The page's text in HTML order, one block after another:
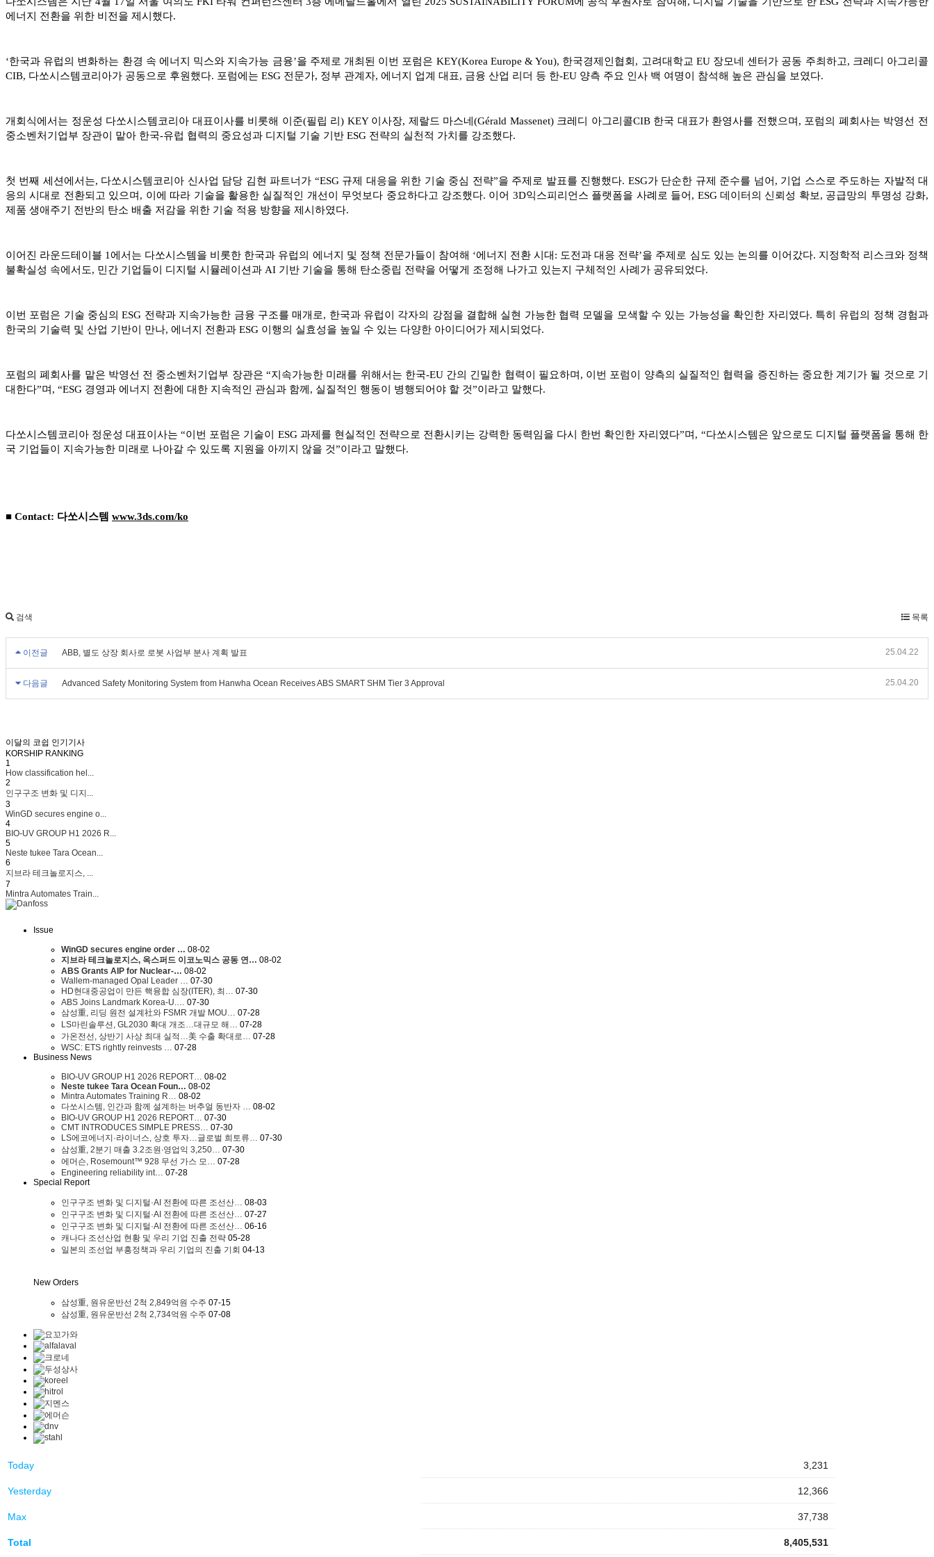
에너지 전환을 위한 비전을 제시했다.
‘한국과 유럽의 변화하는 환경 속 에너지 믹스와 지속가능 금융’을 주제로 개최된 이번 포럼은 KEY(Korea Europe & You), 한국경제인협회, 고려대학교 EU 장모네 센터가 공동 주최하고, 크레디 아그리콜
CIB, 다쏘시스템코리아가 공동으로 후원했다. 포럼에는 ESG 전문가, 정부 관계자, 에너지 업계 대표, 금융 산업 리더 등 한-EU 양측 주요 인사 백 여명이 참석해 높은 관심을 보였다.
개회식에서는 정운성 다쏘시스템코리아 대표이사를 비롯해 이준(필립 리) KEY 이사장, 제랄드 마스네(Gérald Massenet) 크레디 아그리콜CIB 한국 대표가 환영사를 전했으며, 포럼의 폐회사는 박영선 전
중소벤처기업부 장관이 맡아 한국-유럽 협력의 중요성과 디지털 기술 기반 ESG 전략의 실천적 가치를 강조했다.
첫 번째 세션에서는, 다쏘시스템코리아 신사업 담당 김현 파트너가 “ESG 규제 대응을 위한 기술 중심 전략”을 주제로 발표를 진행했다. ESG가 단순한 규제 준수를 넘어, 기업 스스로 주도하는 자발적 대
응의 시대로 전환되고 있으며, 이에 따라 기술을 활용한 실질적인 개선이 무엇보다 중요하다고 강조했다. 이어 3D익스피리언스 플랫폼을 사례로 들어, ESG 데이터의 신뢰성 확보, 공급망의 투명성 강화,
제품 생애주기 전반의 탄소 배출 저감을 위한 기술 적용 방향을 제시하였다.
이어진 라운드테이블 1에서는 다쏘시스템을 비롯한 한국과 유럽의 에너지 및 정책 전문가들이 참여해 ‘에너지 전환 시대: 도전과 대응 전략’을 주제로 심도 있는 논의를 이어갔다. 지정학적 리스크와 정책
불확실성 속에서도, 민간 기업들이 디지털 시뮬레이션과 AI 기반 기술을 통해 탄소중립 전략을 어떻게 조정해 나가고 있는지 구체적인 사례가 공유되었다.
이번 포럼은 기술 중심의 ESG 전략과 지속가능한 금융 구조를 매개로, 한국과 유럽이 각자의 강점을 결합해 실현 가능한 협력 모델을 모색할 수 있는 가능성을 확인한 자리였다. 특히 유럽의 정책 경험과
한국의 기술력 및 산업 기반이 만나, 에너지 전환과 ESG 이행의 실효성을 높일 수 있는 다양한 아이디어가 제시되었다.
포럼의 폐회사를 맡은 박영선 전 중소벤처기업부 장관은 “지속가능한 미래를 위해서는 한국-EU 간의 긴밀한 협력이 필요하며, 이번 포럼이 양측의 실질적인 협력을 증진하는 중요한 계기가 될 것으로 기
대한다”며, “ESG 경영과 에너지 전환에 대한 지속적인 관심과 함께, 실질적인 행동이 병행되어야 할 것”이라고 말했다.
다쏘시스템코리아 정운성 대표이사는 “이번 포럼은 기술이 ESG 과제를 현실적인 전략으로 전환시키는 강력한 동력임을 다시 한번 확인한 자리였다”며, “다쏘시스템은 앞으로도 디지털 플랫폼을 통해 한
국 기업들이 지속가능한 미래로 나아갈 수 있도록 지원을 아끼지 않을 것”이라고 말했다.
■ Contact: 다쏘시스템 www.3ds.com/ko
검색 목록
이전글 ABB, 별도 상장 회사로 로봇 사업부 분사 계획 발표 25.04.22
다음글 Advanced Safety Monitoring System from Hanwha Ocean Receives ABS SMART SHM Tier 3 Approval 25.04.20
이달의 코쉽 인기기사
KORSHIP RANKING
1
How classification hel...
2
인구구조 변화 및 디지...
3
WinGD secures engine o...
4
BIO-UV GROUP H1 2026 R...
5
Neste tukee Tara Ocean...
6
지브라 테크놀로지스, ...
7
Mintra Automates Train...
Issue
WinGD secures engine order … 08-02
지브라 테크놀로지스, 옥스퍼드 이코노믹스 공동 연… 08-02
ABS Grants AIP for Nuclear-… 08-02
Wallem-managed Opal Leader … 07-30
HD현대중공업이 만든 핵융합 심장(ITER), 최… 07-30
ABS Joins Landmark Korea-U.… 07-30
삼성重, 리딩 원전 설계社와 FSMR 개발 MOU… 07-28
LS마린솔루션, GL2030 확대 개조…대규모 해… 07-28
가온전선, 상반기 사상 최대 실적…美 수출 확대로… 07-28
WSC: ETS rightly reinvests … 07-28
Business News
BIO-UV GROUP H1 2026 REPORT… 08-02
Neste tukee Tara Ocean Foun… 08-02
Mintra Automates Training R… 08-02
다쏘시스템, 인간과 함께 설계하는 버추얼 동반자 … 08-02
BIO-UV GROUP H1 2026 REPORT… 07-30
CMT INTRODUCES SIMPLE PRESS… 07-30
LS에코에너지·라이너스, 상호 투자…글로벌 희토류… 07-30
삼성重, 2분기 매출 3.2조원∙영업익 3,250… 07-30
에머슨, Rosemount™ 928 무선 가스 모… 07-28
Engineering reliability int… 07-28
Special Report
인구구조 변화 및 디지털·AI 전환에 따른 조선산… 08-03
인구구조 변화 및 디지털·AI 전환에 따른 조선산… 07-27
인구구조 변화 및 디지털·AI 전환에 따른 조선산… 06-16
캐나다 조선산업 현황 및 우리 기업 진출 전략 05-28
일본의 조선업 부흥정책과 우리 기업의 진출 기회 04-13
New Orders
삼성重, 원유운반선 2척 2,849억원 수주 07-15
삼성重, 원유운반선 2척 2,734억원 수주 07-08
Today 3,231
Yesterday 12,366
Max 37,738
Total 8,405,531